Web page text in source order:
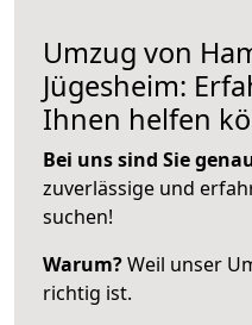
Umzug von
Jügesheim:
Ihnen helfen
Bei uns sind Sie
zuverlässige und
suchen!
Warum?Weil unser
richtig ist.